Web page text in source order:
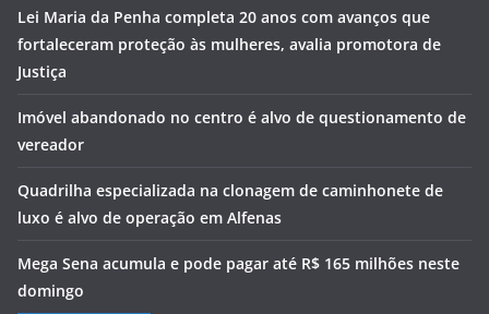
Lei Maria da Penha completa 20 anos com avanços que
fortaleceram proteção às mulheres, avalia promotora de
Justiça
Imóvel abandonado no centro é alvo de questionamento de
vereador
Quadrilha especializada na clonagem de caminhonete de
luxo é alvo de operação em Alfenas
Mega Sena acumula e pode pagar até R$ 165 milhões neste
domingo